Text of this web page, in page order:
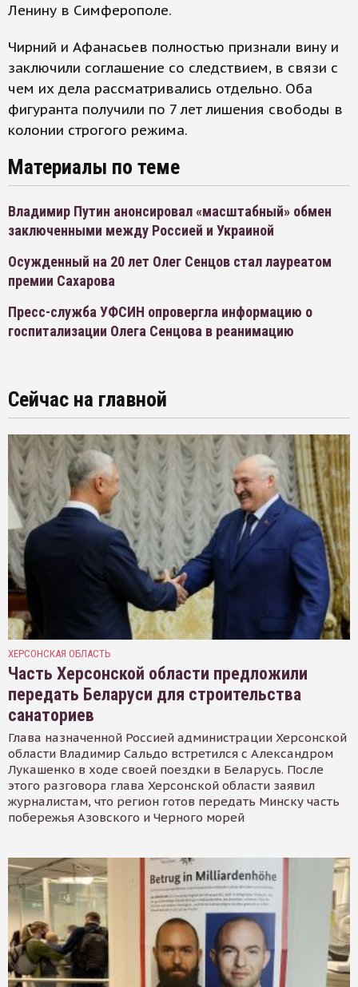
Ленину в Симферополе.
Чирний и Афанасьев полностью признали вину и
заключили соглашение со следствием, в связи с
чем их дела рассматривались отдельно. Оба
фигуранта получили по 7 лет лишения свободы в
колонии строгого режима.
Материалы по теме
Владимир Путин анонсировал «масштабный» обмен
заключенными между Россией и Украиной
Осужденный на 20 лет Олег Сенцов стал лауреатом
премии Сахарова
Пресс-служба УФСИН опровергла информацию о
госпитализации Олега Сенцова в реанимацию
Сейчас на главной
ХЕРСОНСКАЯ ОБЛАСТЬ
Часть Херсонской области предложили
передать Беларуси для строительства
санаториев
Глава назначенной Россией администрации Херсонской
области Владимир Сальдо встретился с Александром
Лукашенко в ходе своей поездки в Беларусь. После
этого разговора глава Херсонской области заявил
журналистам, что регион готов передать Минску часть
побережья Азовского и Черного морей